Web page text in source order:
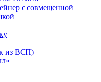
с совмещенной
из ВСП)